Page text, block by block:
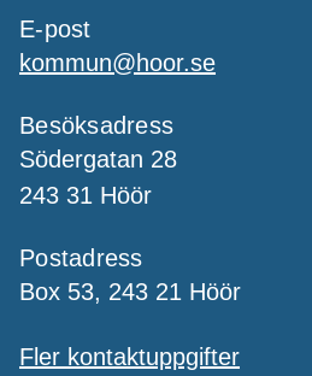
E-post
kommun@hoor.se
Besöksadress
Södergatan 28
243 31 Höör
Postadress
Box 53, 243 21 Höör
Fler kontaktuppgifter